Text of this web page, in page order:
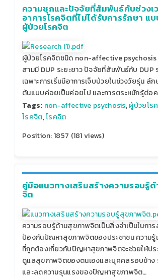
ความชุกและปัจจัยที่สัมพันธ์กับช่วงเ
อาการโรคจิตที่ไม่ได้รับการรักษา แบ
ผู้ป่วยโรคจิต
ผู้ป่วยโรคจิตชนิด non-affective psychosis
สามมี DUP ระยะยาว ปัจจัยที่สัมพันธ์กับ DUP
เฉพาะการเริ่มมีอาการเจ็บป่วยในช่วงวัยรุ่น ลั
ต้นแบบค่อยเป็นค่อยไป และการตระหนักรู้ต่อ
Tags: non-affective psychosis,ผู้ป่วยโร
โรคจิต,โรคจิต
Position:1857 (181views)
คู่มือแนวทางเสริมสร้างความรอบรู้
จิต
ความรอบรู้ด้านสุขภาพจิตเป็นสิ่งจำเป็นในกา
ป้องกันปัญหาสุขภาพจิตของประชาชน ความรู้แ
ที่ถูกต้องเกี่ยวกับปัญหาสุขภาพจิตจะช่วยให้ปร
ดูแลสุขภาพจิตของตนเองและบุคคลรอบข้าง
และลดความรุนแรงของปัญหาสุขภาพจิต…